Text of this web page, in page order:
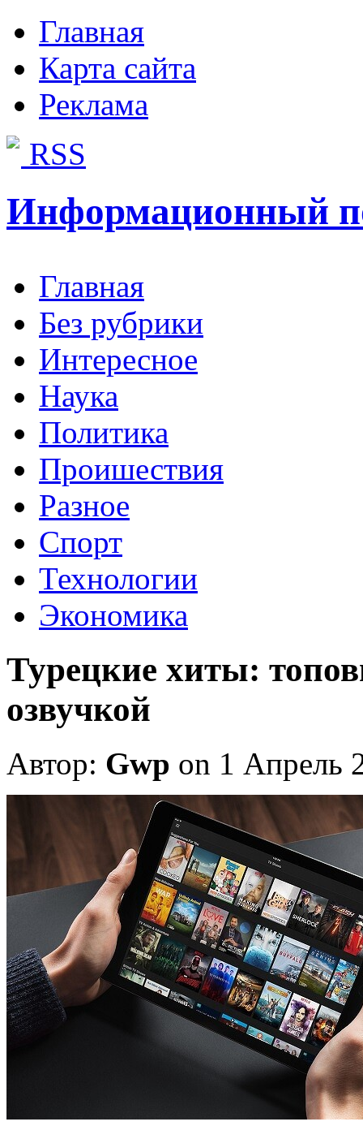
Главная
Карта сайта
Реклама
RSS
Информационный
Главная
Без рубрики
Интересное
Наука
Политика
Проишествия
Разное
Спорт
Технологии
Экономика
Турецкие хиты:
озвучкой
Автор: Gwp on 1 Апрель